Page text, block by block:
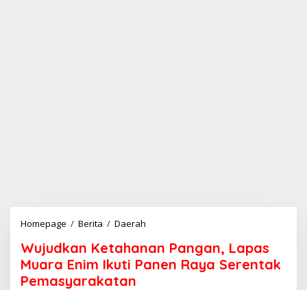
Homepage / Berita / Daerah
j
u
d
Wujudkan Ketahanan Pangan, Lapas
Muara Enim Ikuti Panen Raya Serentak
Pemasyarakatan